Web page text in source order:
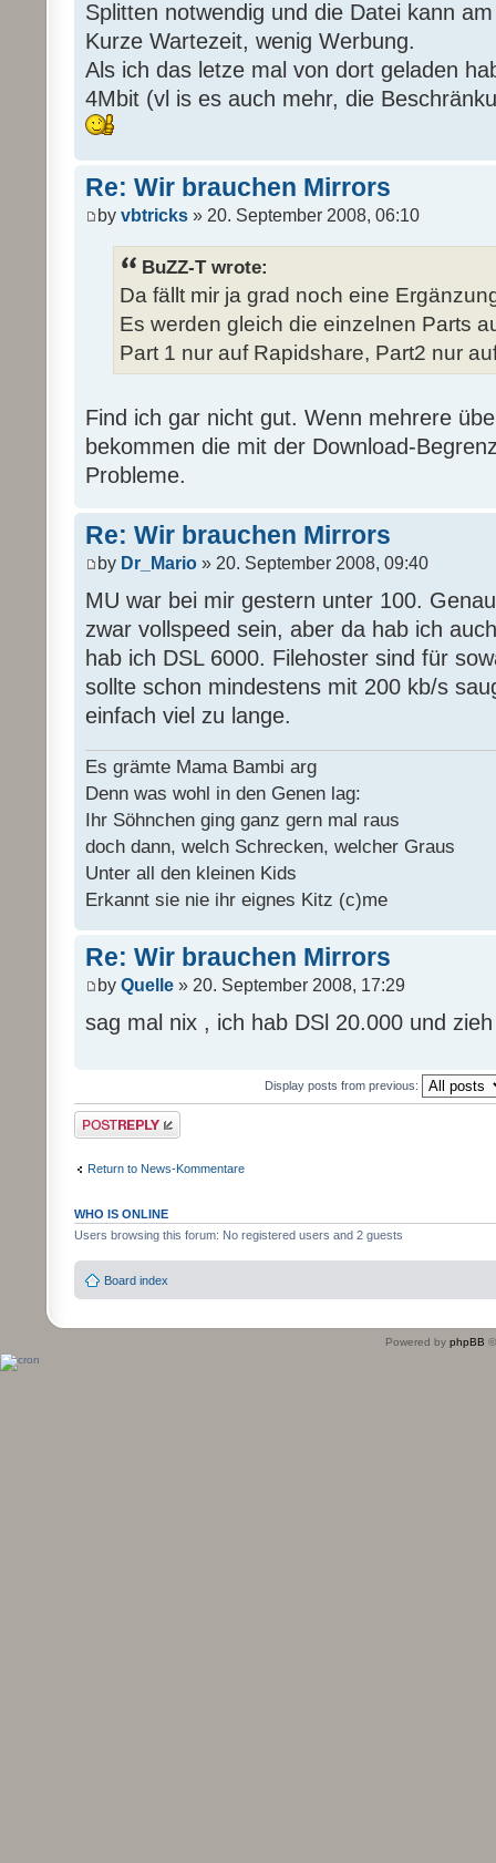
Splitten notwendig und die Datei kann
Kurze Wartezeit, wenig Werbung.
Als ich das letze mal von dort geladen
4Mbit (vl is es auch mehr, die
Re: Wir brauchen Mirrors
by vbtricks » 20. September 2008, 06:10
BuZZ-T wrote:
Da fällt mir ja grad noch eine
Es werden gleich die einzelnen Parts
Part 1 nur auf Rapidshare, Part2 nur
Find ich gar nicht gut. Wenn mehrere
bekommen die mit der Download-
Probleme.
Re: Wir brauchen Mirrors
by Dr_Mario » 20. September 2008, 09:40
MU war bei mir gestern unter 100.
zwar vollspeed sein, aber da hab ich
hab ich DSL 6000. Filehoster sind für
sollte schon mindestens mit 200 kb/s
einfach viel zu lange.
Es grämte Mama Bambi arg
Denn was wohl in den Genen lag:
Ihr Söhnchen ging ganz gern mal raus
doch dann, welch Schrecken, welcher Graus
Unter all den kleinen Kids
Erkannt sie nie ihr eignes Kitz (c)me
Re: Wir brauchen Mirrors
by Quelle » 20. September 2008, 17:29
sag mal nix , ich hab DSl 20.000 und
Display posts from previous:
Post a reply
Return to News-Kommentare
WHO IS ONLINE
Users browsing this forum: No registered users and 2 guests
Board index
Powered by phpBB